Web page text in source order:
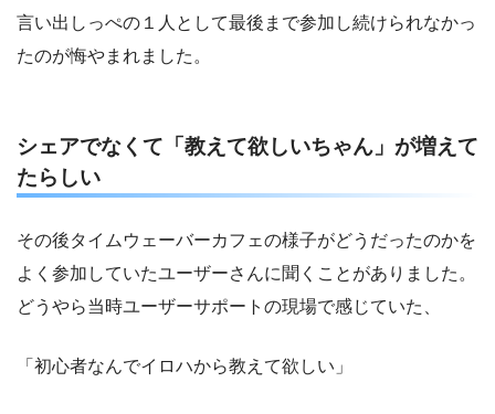
言い出しっぺの１人として最後まで参加し続けられなかっ
たのが悔やまれました。
シェアでなくて「教えて欲しいちゃん」が増えて
たらしい
その後タイムウェーバーカフェの様子がどうだったのかを
よく参加していたユーザーさんに聞くことがありました。
どうやら当時ユーザーサポートの現場で感じていた、
「初心者なんでイロハから教えて欲しい」